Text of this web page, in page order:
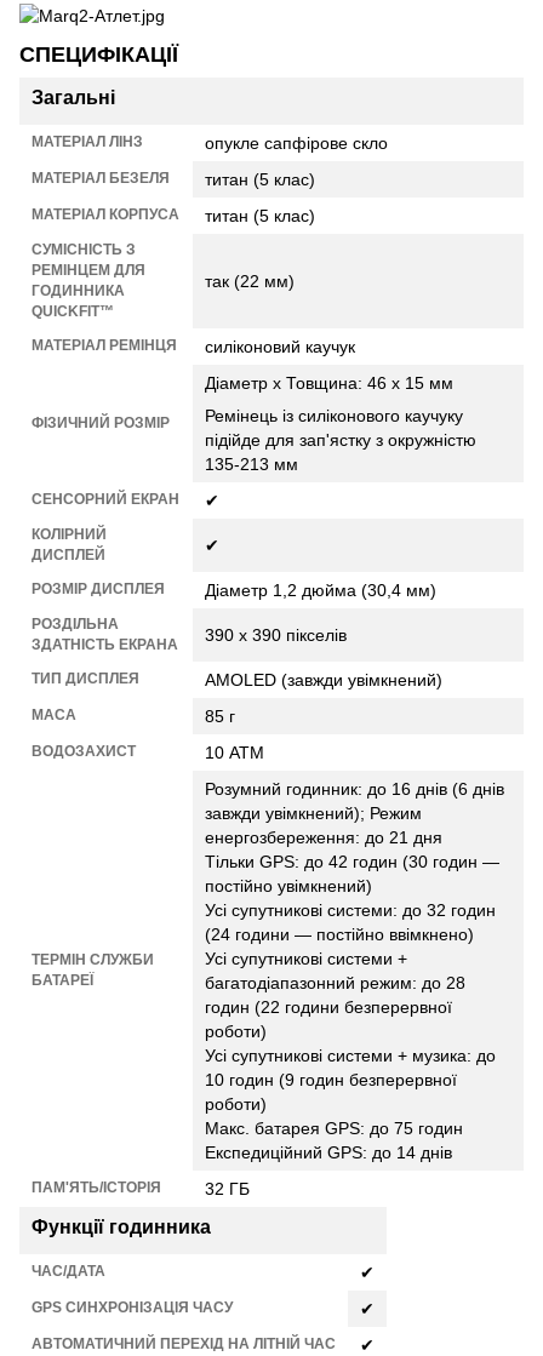
СПЕЦИФІКАЦІЇ
Загальні
МАТЕРІАЛ ЛІНЗ опукле сапфірове скло
МАТЕРІАЛ БЕЗЕЛЯ титан (5 клас)
МАТЕРІАЛ КОРПУСА титан (5 клас)
СУМІСНІСТЬ З
РЕМІНЦЕМ ДЛЯ
ГОДИННИКА
QUICKFIT™
так (22 мм)
МАТЕРІАЛ РЕМІНЦЯ силіконовий каучук
ФІЗИЧНИЙ РОЗМІР
Діаметр х Товщина: 46 х 15 мм
Ремінець із силіконового каучуку
підійде для зап'ястку з окружністю
135-213 мм
СЕНСОРНИЙ ЕКРАН ✔
КОЛІРНИЙ
ДИСПЛЕЙ
✔
РОЗМІР ДИСПЛЕЯ Діаметр 1,2 дюйма (30,4 мм)
РОЗДІЛЬНА
ЗДАТНІСТЬ ЕКРАНА
390 х 390 пікселів
ТИП ДИСПЛЕЯ AMOLED (завжди увімкнений)
МАСА 85 г
ВОДОЗАХИСТ 10 АТМ
ТЕРМІН СЛУЖБИ
БАТАРЕЇ
Розумний годинник: до 16 днів (6 днів
завжди увімкнений); Режим
енергозбереження: до 21 дня
Тільки GPS: до 42 годин (30 годин —
постійно увімкнений)
Усі супутникові системи: до 32 годин
(24 години — постійно ввімкнено)
Усі супутникові системи +
багатодіапазонний режим: до 28
годин (22 години безперервної
роботи)
Усі супутникові системи + музика: до
10 годин (9 годин безперервної
роботи)
Макс. батарея GPS: до 75 годин
Експедиційний GPS: до 14 днів
ПАМ'ЯТЬ/ІСТОРІЯ 32 ГБ
Функції годинника
ЧАС/ДАТА ✔
GPS СИНХРОНІЗАЦІЯ ЧАСУ ✔
АВТОМАТИЧНИЙ ПЕРЕХІД НА ЛІТНІЙ ЧАС ✔